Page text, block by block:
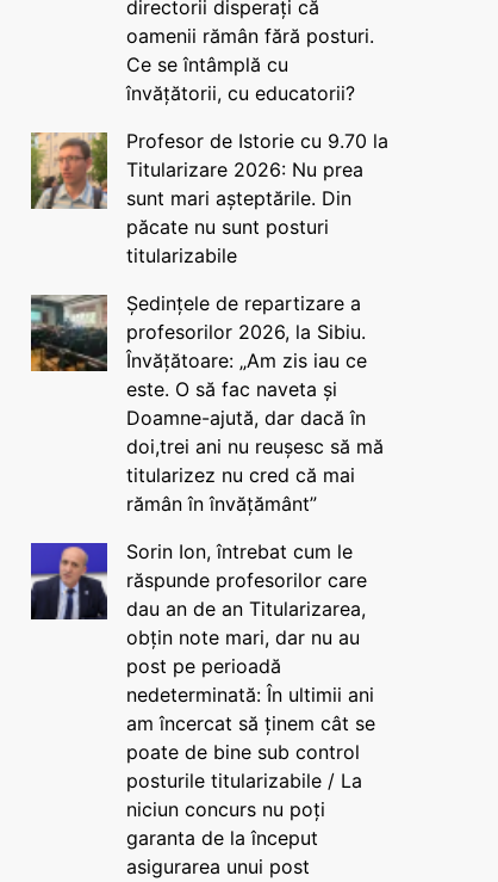
directorii disperați că
oamenii rămân fără posturi.
Ce se întâmplă cu
învățătorii, cu educatorii?
Profesor de Istorie cu 9.70 la
Titularizare 2026: Nu prea
sunt mari așteptările. Din
păcate nu sunt posturi
titularizabile
Ședințele de repartizare a
profesorilor 2026, la Sibiu.
Învățătoare: „Am zis iau ce
este. O să fac naveta și
Doamne-ajută, dar dacă în
doi,trei ani nu reușesc să mă
titularizez nu cred că mai
rămân în învățământ”
Sorin Ion, întrebat cum le
răspunde profesorilor care
dau an de an Titularizarea,
obțin note mari, dar nu au
post pe perioadă
nedeterminată: În ultimii ani
am încercat să ținem cât se
poate de bine sub control
posturile titularizabile / La
niciun concurs nu poți
garanta de la început
asigurarea unui post